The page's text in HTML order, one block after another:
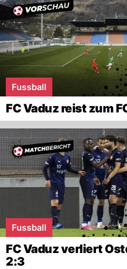
Fussball
FC Vaduz reist zum
Fussball
FC Vaduz verliert
2:3